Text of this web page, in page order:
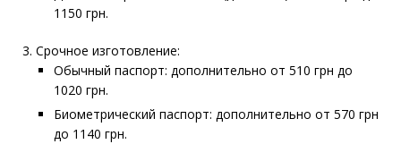
1150 грн.
Срочное изготовление:
Обычный паспорт: дополнительно от 510 грн до
1020 грн.
Биометрический паспорт: дополнительно от 570 грн
до 1140 грн.